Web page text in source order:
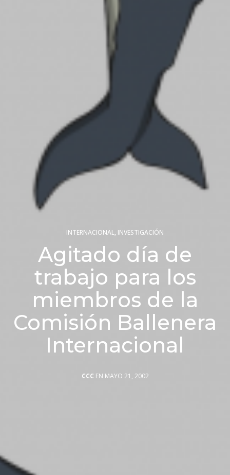
INTERNACIONAL, INVESTIGACIÓN
Agitado día de
trabajo para los
miembros de la
Comisión Ballenera
Internacional
CCC EN MAYO 21, 2002